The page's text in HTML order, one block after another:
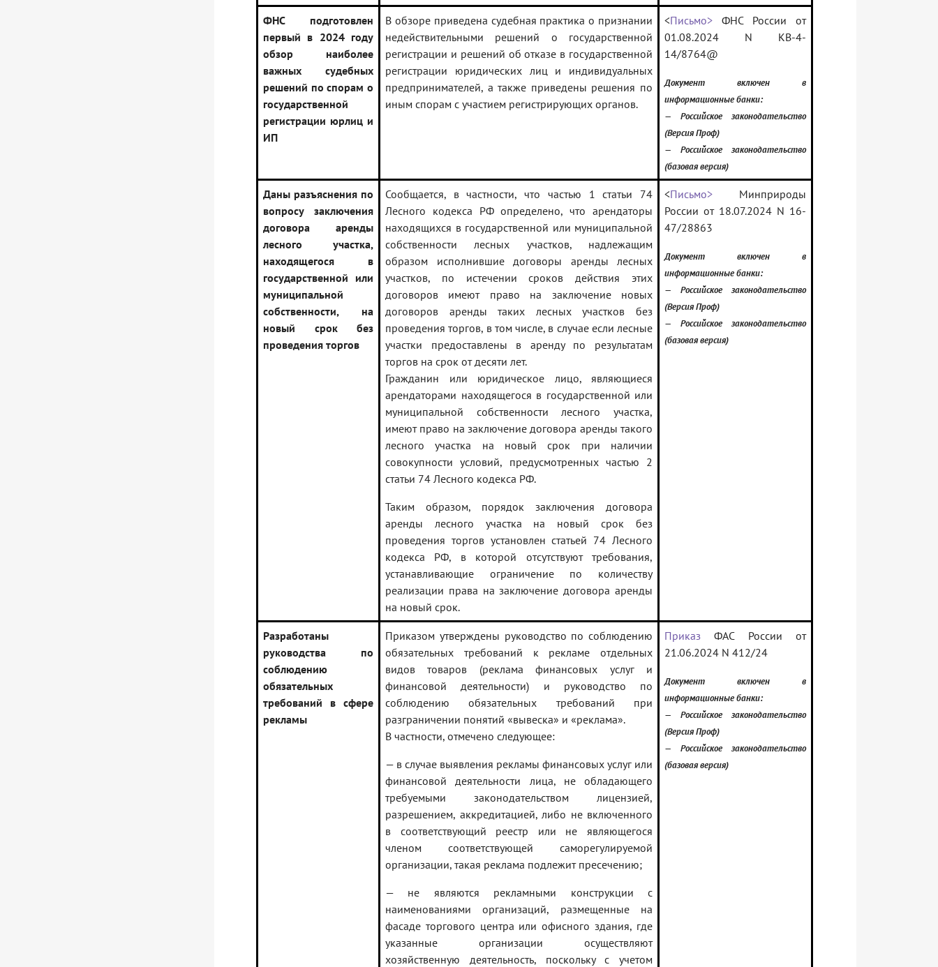
ФНС подготовлен
первый в 2024 году
обзор наиболее
важных судебных
решений по спорам о
государственной
регистрации юрлиц и
ИП
В обзоре приведена судебная практика о признании
недействительными решений о государственной
регистрации и решений об отказе в государственной
регистрации юридических лиц и индивидуальных
предпринимателей, а также приведены решения по
иным спорам с участием регистрирующих органов.
<Письмо> ФНС России от
01.08.2024 N КВ-4-
14/8764@
Документ включен в
информационные банки:
— Российское законодательство
(Версия Проф)
— Российское законодательство
(базовая версия)
Даны разъяснения по
вопросу заключения
договора аренды
лесного участка,
находящегося в
государственной или
муниципальной
собственности, на
новый срок без
проведения торгов
Сообщается, в частности, что частью 1 статьи 74
Лесного кодекса РФ определено, что арендаторы
находящихся в государственной или муниципальной
собственности лесных участков, надлежащим
образом исполнившие договоры аренды лесных
участков, по истечении сроков действия этих
договоров имеют право на заключение новых
договоров аренды таких лесных участков без
проведения торгов, в том числе, в случае если лесные
участки предоставлены в аренду по результатам
торгов на срок от десяти лет.
Гражданин или юридическое лицо, являющиеся
арендаторами находящегося в государственной или
муниципальной собственности лесного участка,
имеют право на заключение договора аренды такого
лесного участка на новый срок при наличии
совокупности условий, предусмотренных частью 2
статьи 74 Лесного кодекса РФ.
Таким образом, порядок заключения договора
аренды лесного участка на новый срок без
проведения торгов установлен статьей 74 Лесного
кодекса РФ, в которой отсутствуют требования,
устанавливающие ограничение по количеству
реализации права на заключение договора аренды
на новый срок.
<Письмо> Минприроды
России от 18.07.2024 N 16-
47/28863
Документ включен в
информационные банки:
— Российское законодательство
(Версия Проф)
— Российское законодательство
(базовая версия)
Разработаны
руководства по
соблюдению
обязательных
требований в сфере
рекламы
Приказом утверждены руководство по соблюдению
обязательных требований к рекламе отдельных
видов товаров (реклама финансовых услуг и
финансовой деятельности) и руководство по
соблюдению обязательных требований при
разграничении понятий «вывеска» и «реклама».
В частности, отмечено следующее:
— в случае выявления рекламы финансовых услуг или
финансовой деятельности лица, не обладающего
требуемыми законодательством лицензией,
разрешением, аккредитацией, либо не включенного
в соответствующий реестр или не являющегося
членом соответствующей саморегулируемой
организации, такая реклама подлежит пресечению;
— не являются рекламными конструкции с
наименованиями организаций, размещенные на
фасаде торгового центра или офисного здания, где
указанные организации осуществляют
хозяйственную деятельность, поскольку с учетом
Приказ ФАС России от
21.06.2024 N 412/24
Документ включен в
информационные банки:
— Российское законодательство
(Версия Проф)
— Российское законодательство
(базовая версия)